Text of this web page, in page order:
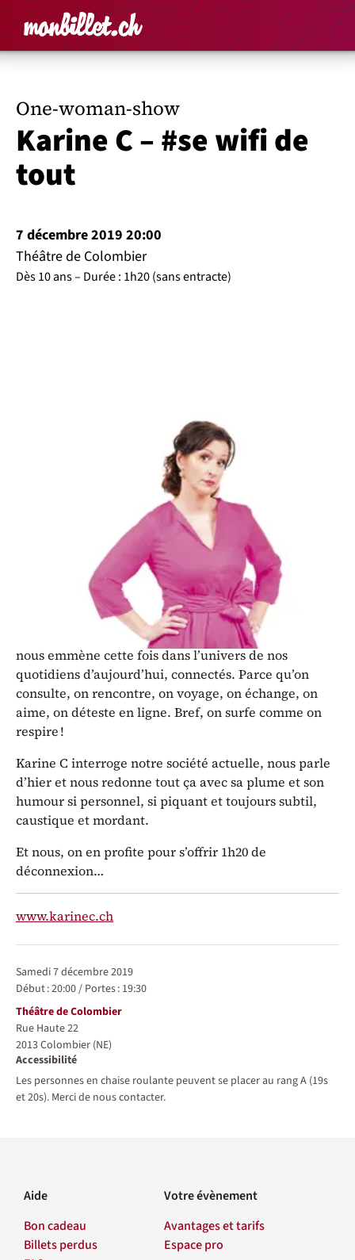
Accueil Rechercher un
Panier
One-woman-show
Karine C – #se wifi de
tout
7 décembre 2019 20:00
Théâtre de Colombier
Dès 10 ans Durée : 1h20 (sans entracte)
Collaboration artistique: André Obadia et Karim
Le spectacle
Après le très grand succès de ses deux premiers One-
woman-show, Karine C renvient très attendue avec
son 3e seule en scène. « Karine C se wifi de tout ». Elle
nous emmène cette fois dans l’univers de nos
quotidiens d’aujourd’hui, connectés. Parce qu’on
consulte, on rencontre, on voyage, on échange, on
aime, on déteste en ligne. Bref, on surfe comme on
respire !
Karine C interroge notre société actuelle, nous parle
d’hier et nous redonne tout ça avec sa plume et son
humour si personnel, si piquant et toujours subtil,
caustique et mordant.
Et nous, on en profite pour s’offrir 1h20 de
déconnexion…
www.karinec.ch
samedi 7 décembre 2019
Début :20:00/ Portes : 19:30
Lieu
Théâtre de Colombier
Rue Haute 22
2013Colombier (NE)
Accessibilité
Les personnes en chaise roulante peuvent se placer au rang A (19s
et 20s). Merci de nous contacter.
Aide
Bon cadeau
Billets perdus
Votre évènement
Avantages et tarifs
Espace pro